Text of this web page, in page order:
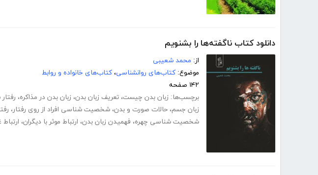
دانلود کتاب ناگفته‌ها را بشنویم
از: محمد شعیبی
موضوع: کتاب‌های روانشناسی، کتاب‌های خانواده و روابط
۱۴۲ صفحه
برچسب‌ها: زبان بدن چیست، تعریف زبان بدن، زبان بدن در مذاکره،
زبان جسم، حالات صورت و بدن، شخصیت شناسی افراد از روی رفتار،
شخصیت شناسی چهره، فهمیدن زبان بدن، ارتباط موثر با دیگران،